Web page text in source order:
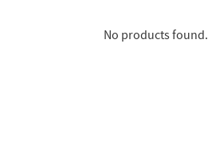
No products found.